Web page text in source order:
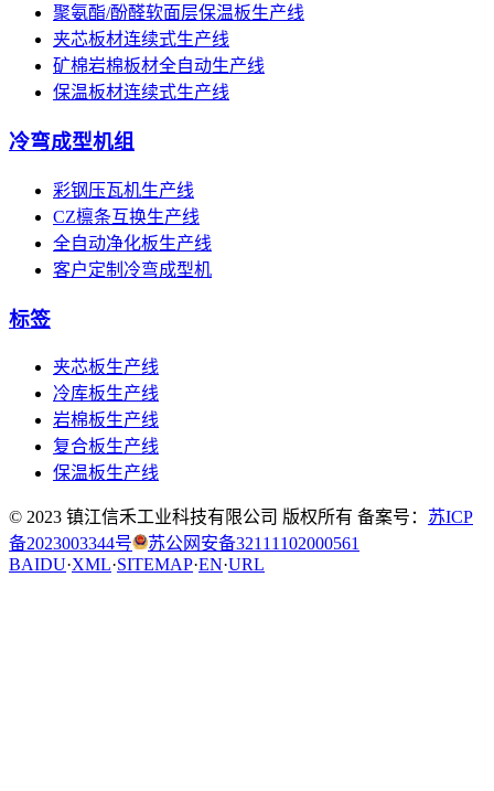
聚氨酯/酚醛软面层保温板生产线
夹芯板材连续式生产线
矿棉岩棉板材全自动生产线
保温板材连续式生产线
冷弯成型机组
彩钢压瓦机生产线
CZ檩条互换生产线
全自动净化板生产线
客户定制冷弯成型机
标签
夹芯板生产线
冷库板生产线
岩棉板生产线
复合板生产线
保温板生产线
© 2023 镇江信禾工业科技有限公司 版权所有 备案号： 苏ICP
备2023003344号
苏公网安备32111102000561
BAIDU·XML·SITEMAP·EN·URL